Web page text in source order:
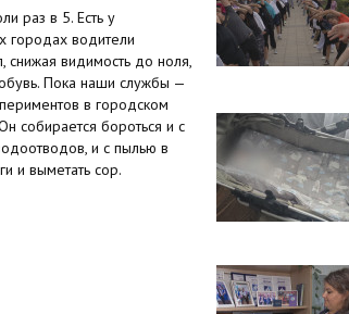
раз в 5. Есть у
городах водители
снижая видимость до ноля,
Пока наши службы —
в городском
собирается бороться и с
и с пылью в
и выметать сор.